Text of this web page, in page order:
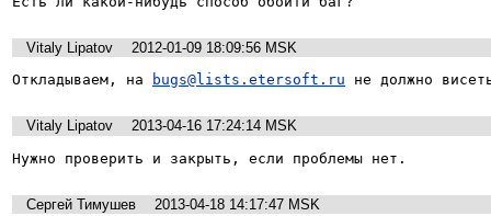
Vitaly Lipatov
2012-01-09 18:09:56 MSK
Откладываем, на
bugs@lists.etersoft.ru не должно
Vitaly Lipatov
2013-04-16 17:24:14 MSK
Нужно проверить и закрыть, если проблемы нет.
Сергей Тимушев
2013-04-18 14:17:47 MSK